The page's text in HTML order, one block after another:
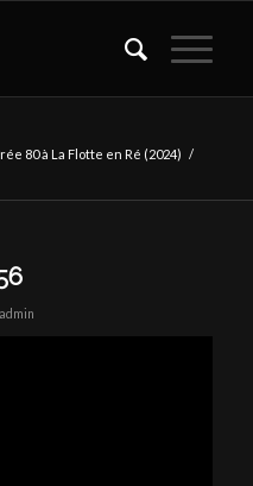
80 à La Flotte en Ré (2024) /
admin